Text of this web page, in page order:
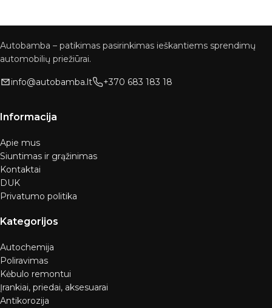
Autobamba – patikimas pasirinkimas ieškantiems sprendimų
automobilių priežiūrai.
info@autobamba.lt +370 683 183 18
Informacija
Apie mus
Siuntimas ir grąžinimas
Kontaktai
DUK
Privatumo politika
Kategorijos
Autochemija
Poliravimas
Kėbulo remontui
Įrankiai, priedai, aksesuarai
Antikorozija